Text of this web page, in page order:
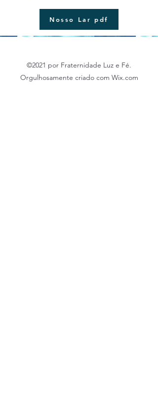
Nosso Lar pdf
©2021 por Fraternidade Luz e Fé.
Orgulhosamente criado com Wix.com